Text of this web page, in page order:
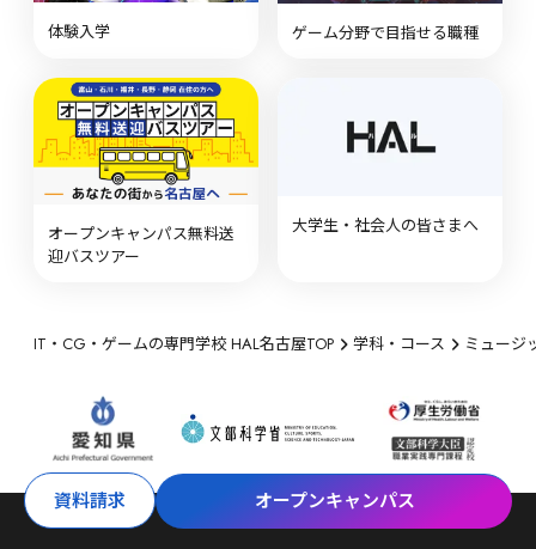
体験入学 ゲーム分野で目指せる職種
オープンキャンパス無料送
迎バスツアー
大学生・社会人の皆さまへ
IT・CG・ゲームの専門学校 HAL名古屋TOP 学科・コース ミュージ
オープンキャンパス
資料請求